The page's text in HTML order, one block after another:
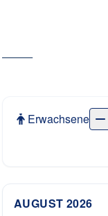
Erwachsene
AUGUST 2026